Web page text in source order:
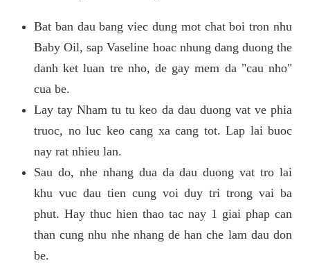
Bat ban dau bang viec dung mot chat boi tron nhu
Baby Oil, sap Vaseline hoac nhung dang duong the
danh ket luan tre nho, de gay mem da "cau nho"
cua be.
Lay tay Nham tu tu keo da dau duong vat ve phia
truoc, no luc keo cang xa cang tot. Lap lai buoc
nay rat nhieu lan.
Sau do, nhe nhang dua da dau duong vat tro lai
khu vuc dau tien cung voi duy tri trong vai ba
phut. Hay thuc hien thao tac nay 1 giai phap can
than cung nhu nhe nhang de han che lam dau don
be.